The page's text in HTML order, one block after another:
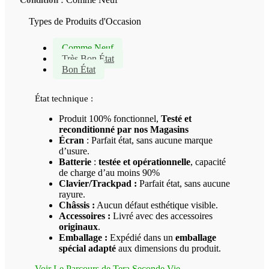
Types de Produits d'Occasion
Comme Neuf
Très Bon État
Bon État
État technique :
Produit 100% fonctionnel, Testé et
reconditionné par nos Magasins
Écran : Parfait état, sans aucune marque
d’usure.
Batterie : testée et opérationnelle, capacité
de charge d’au moins 90%
Clavier/Trackpad : Parfait état, sans aucune
rayure.
Châssis : Aucun défaut esthétique visible.
Accessoires : Livré avec des accessoires
originaux.
Emballage : Expédié dans un emballage
spécial adapté aux dimensions du produit.